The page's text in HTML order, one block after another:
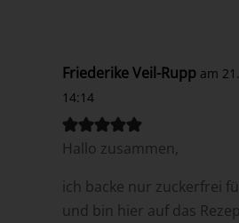
Friederike Veil-Rupp am
14:14
Hallo zusammen,
ich backe nur zuckerfrei
und bin hier auf das